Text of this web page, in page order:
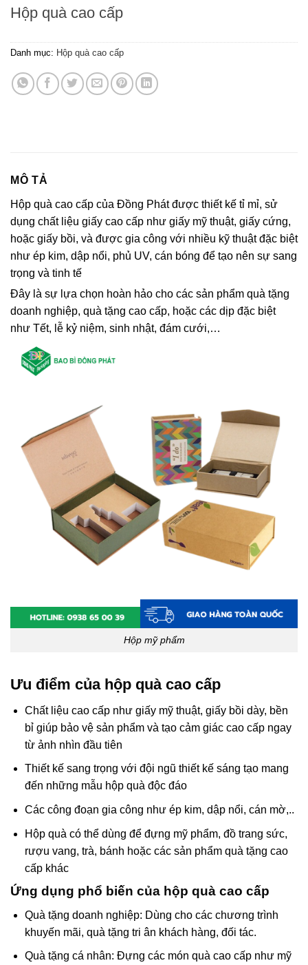
Hộp quà cao cấp
Danh mục: Hộp quà cao cấp
MÔ TẢ
Hộp quà cao cấp của Đồng Phát được thiết kế tỉ mỉ, sử
dụng chất liệu giấy cao cấp như giấy mỹ thuật, giấy cứng,
hoặc giấy bồi, và được gia công với nhiều kỹ thuật đặc biệt
như ép kim, dập nổi, phủ UV, cán bóng để tạo nên sự sang
trọng và tinh tế
Đây là sự lựa chọn hoàn hảo cho các sản phẩm quà tặng
doanh nghiệp, quà tặng cao cấp, hoặc các dịp đặc biệt
như Tết, lễ kỷ niệm, sinh nhật, đám cưới,…
Hộp mỹ phẩm
Ưu điểm của hộp quà cao cấp
Chất liệu cao cấp như giấy mỹ thuật, giấy bồi dày, bền
bỉ giúp bảo vệ sản phẩm và tạo cảm giác cao cấp ngay
từ ảnh nhìn đầu tiên
Thiết kế sang trọng với đội ngũ thiết kế sáng tạo mang
đến những mẫu hộp quà độc đáo
Các công đoạn gia công như ép kim, dập nổi, cán mờ,..
Hộp quà có thể dùng để đựng mỹ phẩm, đồ trang sức,
rượu vang, trà, bánh hoặc các sản phẩm quà tặng cao
cấp khác
Ứng dụng phổ biến của hộp quà cao cấp
Quà tặng doanh nghiệp: Dùng cho các chương trình
khuyến mãi, quà tặng tri ân khách hàng, đối tác.
Quà tặng cá nhân: Đựng các món quà cao cấp như mỹ